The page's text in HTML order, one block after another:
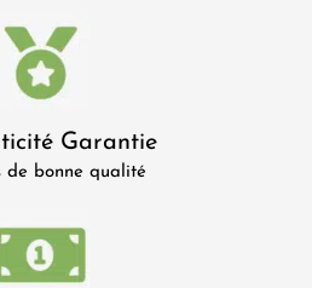
Garantie
de bonne qualité